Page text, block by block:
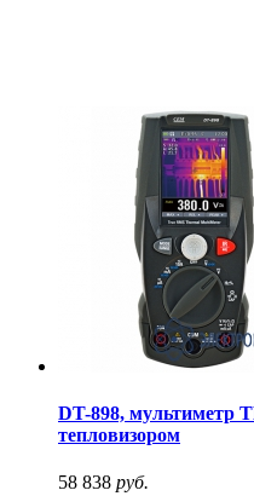
DT-898, мультиметр
тепловизором
58 838 руб.